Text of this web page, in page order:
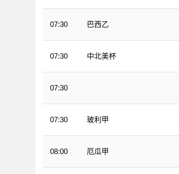
07:30 巴西乙
07:30 中北美杯
07:30
07:30 玻利甲
08:00 厄瓜甲